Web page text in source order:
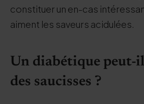
constituer un en-cas
aiment les saveurs acidulées.
Un diabétique peut-
des saucisses ?